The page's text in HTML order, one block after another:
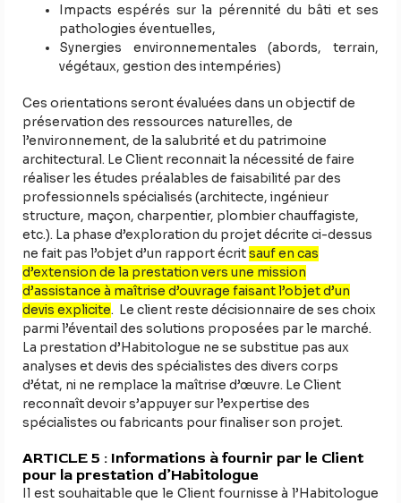
Impacts espérés sur la pérennité du bâti et ses
pathologies éventuelles,
Synergies environnementales (abords, terrain,
végétaux, gestion des intempéries)
Ces orientations seront évaluées dans un objectif de
préservation des ressources naturelles, de
l’environnement, de la salubrité et du patrimoine
architectural. Le Client reconnait la nécessité de faire
réaliser les études préalables de faisabilité par des
professionnels spécialisés (architecte, ingénieur
structure, maçon, charpentier, plombier chauffagiste,
etc.). La phase d’exploration du projet décrite ci-dessus
ne fait pas l’objet d’un rapport écritsauf en cas
d’extension de la prestation vers une mission
d’assistance à maîtrise d’ouvrage faisant l’objet d’un
devis explicite. Le client reste décisionnaire de ses choix
parmi l’éventail des solutions proposées par le marché.
La prestation d’Habitologue ne se substitue pas aux
analyses et devis des spécialistes des divers corps
d’état, ni ne remplace la maîtrise d’œuvre. Le Client
reconnaît devoir s’appuyer sur l’expertise des
spécialistes ou fabricants pour finaliser son projet.
ARTICLE 5 : Informations à fournir par le Client
pour la prestation d’Habitologue
Il est souhaitable que le Client fournisse à l’Habitologue